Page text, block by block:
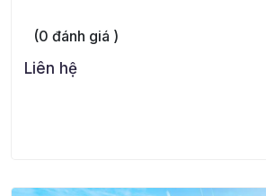
(0 đánh giá )
Liên hệ